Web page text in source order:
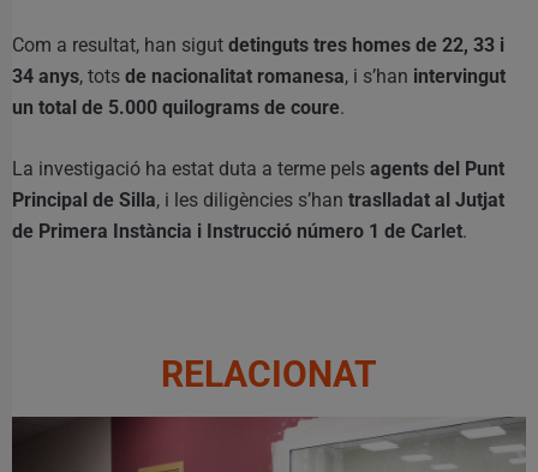
Com a resultat, han sigut detinguts tres homes de 22, 33 i
34 anys, tots de nacionalitat romanesa, i s’han intervingut
un total de 5.000 quilograms de coure.
La investigació ha estat duta a terme pels agents del Punt
Principal de Silla, i les diligències s’han traslladat al Jutjat
de Primera Instància i Instrucció número 1 de Carlet.
RELACIONAT